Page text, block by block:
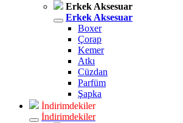
Erkek Aksesuar
Erkek Aksesuar
Boxer
Çorap
Kemer
Atkı
Cüzdan
Parfüm
Şapka
İndirimdekiler
İndirimdekiler